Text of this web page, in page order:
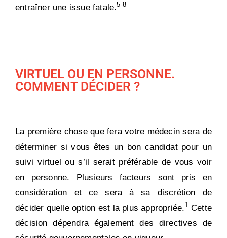
entraîner une issue fatale.5-8
VIRTUEL OU EN PERSONNE.
COMMENT DÉCIDER ?
La première chose que fera votre médecin sera de
déterminer si vous êtes un bon candidat pour un
suivi virtuel ou s’il serait préférable de vous voir
en personne. Plusieurs facteurs sont pris en
considération et ce sera à sa discrétion de
décider quelle option est la plus appropriée. 1Cette
décision dépendra également des directives de